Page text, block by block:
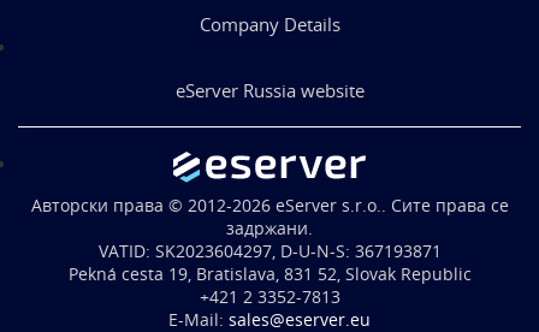
Company Details
eServer Russia website
Aвторски права © 2012-2026 eServer s.r.o.. Сите права се
задржани.
VATID: SK2023604297, D-U-N-S: 367193871
Pekná cesta 19, Bratislava, 831 52, Slovak Republic
+421 2 3352-7813
E-Mail: sales@eserver.eu